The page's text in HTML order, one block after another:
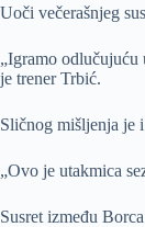
Uoči večerašnjeg
„Igramo odlučujuću
je trener Trbić.
Sličnog mišljenja je
„Ovo je utakmica
Susret između